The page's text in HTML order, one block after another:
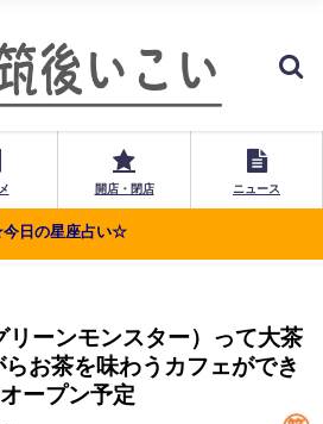
開店・閉店 ニュース
日の星座占い☆
ーンモンスター）って大茶
お茶を味わうカフェができ
ープン予定